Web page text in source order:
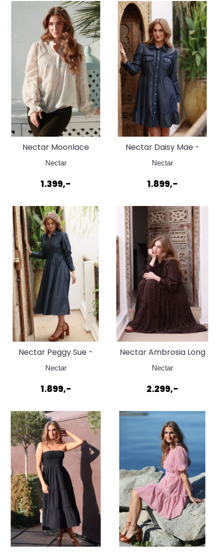
Nectar Moonlace
Blouse - Vanilla Mist
Nectar
1.399,-
Nectar Daisy Mae -
Dark Denim
Nectar
1.899,-
Nectar Peggy Sue -
Dark Denim
Nectar
1.899,-
Nectar Ambrosia Long
Bean & Berry
Nectar
2.299,-